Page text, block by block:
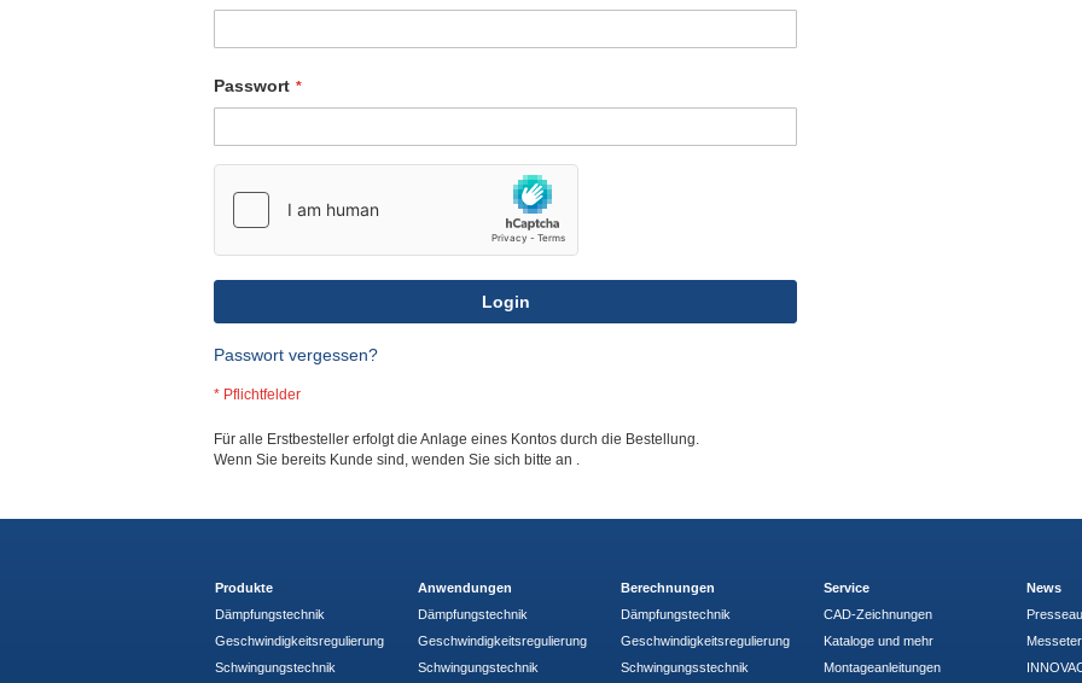
Passwort
Login
Passwort vergessen?
Für alle Erstbesteller erfolgt die Anlage eines Kontos durch die Bestellung.
Wenn Sie bereits Kunde sind, wenden Sie sich bitte an .
Produkte
Dämpfungstechnik
Geschwindigkeitsregulierung
Schwingungstechnik
Anwendungen
Dämpfungstechnik
Geschwindigkeitsregulierung
Schwingungstechnik
Berechnungen
Dämpfungstechnik
Geschwindigkeitsregulierung
Schwingungsstechnik
Service
CAD-Zeichnungen
Kataloge und mehr
Montageanleitungen
News